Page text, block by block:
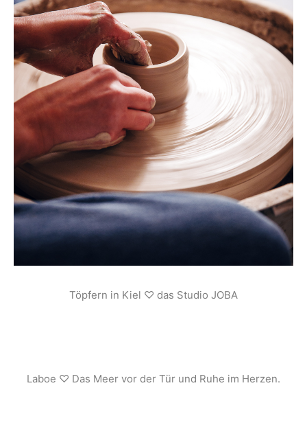
Töpfern in Kiel ♡ das Studio JOBA
Laboe ♡ Das Meer vor der Tür und Ruhe im Herzen.